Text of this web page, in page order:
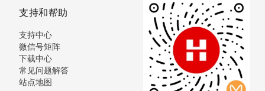
支持和帮助
支持中心
微信号矩阵
下载中心
常见问题解答
站点地图